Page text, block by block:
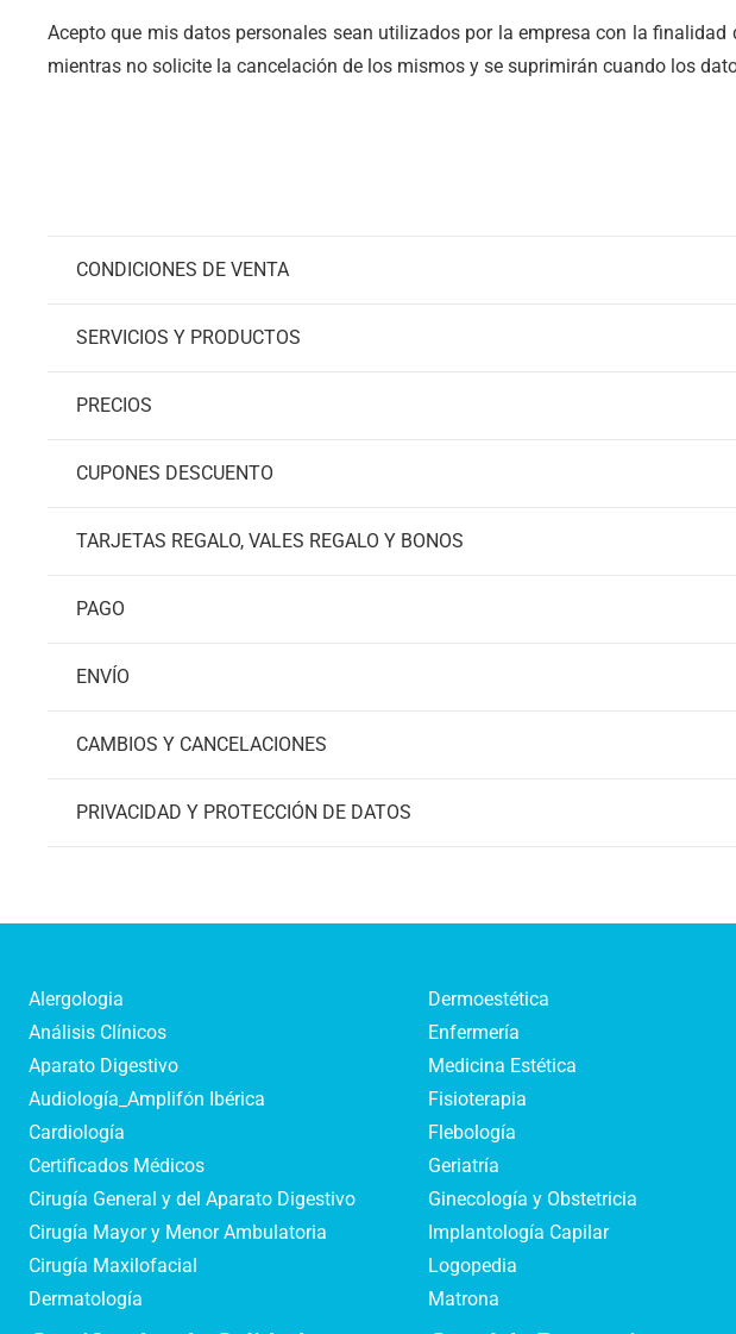
Acepto que mis datos personales sean utilizados por la empresa con la
mientras no solicite la cancelación de los mismos y se suprimirán cuando los
CONDICIONES DE VENTA
SERVICIOS Y PRODUCTOS
PRECIOS
CUPONES DESCUENTO
TARJETAS REGALO, VALES REGALO Y BONOS
PAGO
ENVÍO
CAMBIOS Y CANCELACIONES
PRIVACIDAD Y PROTECCIÓN DE DATOS
Alergologia
Análisis Clínicos
Aparato Digestivo
Audiología_Amplifón Ibérica
Cardiología
Certificados Médicos
Cirugía General y del Aparato Digestivo
Cirugía Mayor y Menor Ambulatoria
Cirugía Maxilofacial
Dermatología
Dermoestética
Enfermería
Medicina Estética
Fisioterapia
Flebología
Geriatría
Ginecología y Obstetricia
Implantología Capilar
Logopedia
Matrona